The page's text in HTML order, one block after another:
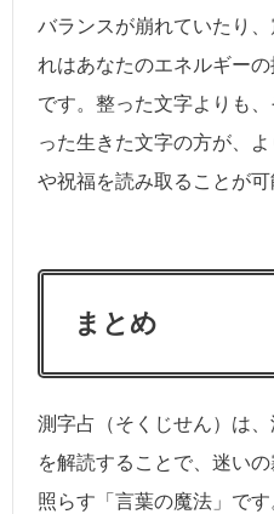
バランスが崩れていたり
れはあなたのエネルギー
です。整った文字よりも
った生きた文字の方が、
や祝福を読み取ることが可
まとめ
測字占（そくじせん）は
を解読することで、迷い
照らす「言葉の魔法」で